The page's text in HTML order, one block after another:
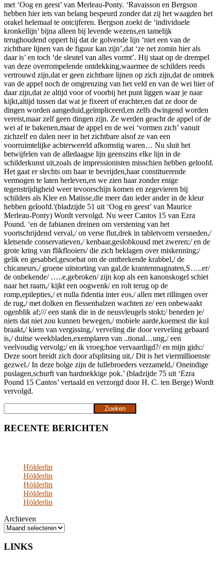
met ‘Oog en geest’ van Merleau-Ponty. ‘Ravaisson en Bergson
hebben hier iets van belang bespeurd zonder dat zij het waagden het
orakel helemaal te ontcijferen. Bergson zoekt de ‘individuele
kronkellijn’ bijna alleen bij levende wezens,en tamelijk
terughoudend oppert hij dat de golvende lijn ‘niet een van de
zichtbare lijnen van de figuur kan zijn’,dat ‘ze net zomin hier als
daar is’ en toch ‘de sleutel van alles vormt’. Hij staat op de drempel
van deze overrompelende ontdekking,waarmee de schilders reeds
vertrouwd zijn,dat er geen zichtbare lijnen op zich zijn,dat de omtrek
van de appel noch de omgrenzing van het veld en van de wei hier of
daar zijn,dat ze altijd voor of voorbij het punt liggen waar je naar
kijkt,altijd tussen dat wat je fixeert of erachter,en dat ze door de
dingen worden aangeduid,geïmpliceerd,en zelfs dwingend worden
vereist,maar zelf geen dingen zijn. Ze werden geacht de appel of de
wei af te bakenen,maar de appel en de wei ‘vormen zich’ vanuit
zichzelf en dalen neer in het zichtbare alsof ze van een
voorruimtelijke achterwereld afkomstig waren… Nu sluit het
betwijfelen van de alledaagse lijn geenszins elke lijn in de
schilderkunst uit,zoals de impressionisten misschien hebben geloofd.
Het gaat er slechts om haar te bevrijden,haar constituerende
vermogen te laten herleven,en we zien haar zonder enige
tegenstrijdigheid weer tevoorschijn komen en zegevieren bij
schilders als Klee en Matisse,die meer dan ieder ander in de kleur
hebben geloofd.'(bladzijde 51 uit ‘Oog en geest’ van Maurice
Merleau-Ponty) Wordt vervolgd. Nu weer Cantos 15 van Ezra
Pound. ‘en de fabianen dreinen om verstening van het
voortschrijdend verval,/ on verse flut,drek in tabletvorm versneden,/
kletsende conservatieven,/ kenbaar,geslobkousd met zweren;/ en de
grote kring van flikflooiers/ die zich beklagen over miskenning;/
gelik en gesabbel,gesoebat om de ontbrekende krabbel,/ de
chicaneurs,/ groene uitstorting van gal,de krantenmagnaten,S…..er/
de onbekende/ …..e,gebroken/ zijn kop als een kanonskogel schiet
naar het raam,/ kijkt een oogwenk/ en rolt terug op de
romp,epilepties,/ et nulla fidentia inter eos,/ allen met rillingen over
de rug,/ met dolken en flessenhalzen wachten ze/ een onbewaakt
ogenblik af;/// een stank die in de neusvleugels stokt;/ beneden je/
niets dat niet zou kunnen bewegen,/ mobiele aarde,koemest die kul
braakt,/ kiem van vergissing,/ verveling die door verveling gebaard
is,/ duitse weekbladen,exemplaren van ..tional…ung,/ een
veelvoudig vervolg;/ en ik vroeg:hoe vervaardigd?/ en mijn gids:/
Deze soort breidt zich door afsplitsing uit,/ Dit is het viermillioenste
gezwel./ In deze bolge zijn de lullebroeders verzameld,/ Oneindige
puslagen,schurft van hardnekkige pok.’ (bladzijde 75 uit ‘Ezra
Pound 15 Cantos’ vertaald en verzorgd door H. C. ten Berge) Wordt
vervolgd.
Zoeken
RECENTE BERICHTEN
Hölderlin
Hölderlin
Hölderlin
Hölderlin
Hölderlin
Archieven
LINKS